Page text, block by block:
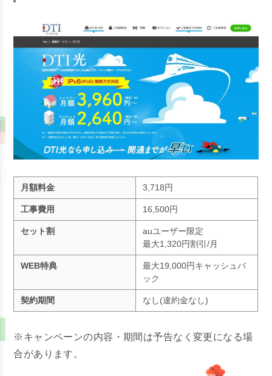
月額料金 3,718円
工事費用 16,500円
セット割
auユーザー限定
最大1,320円割引/月
WEB特典
最大19,000円キャッシュバ
ック
契約期間 なし(違約金なし)
※キャンペーンの内容・期間は予告なく変更になる場
合があります。